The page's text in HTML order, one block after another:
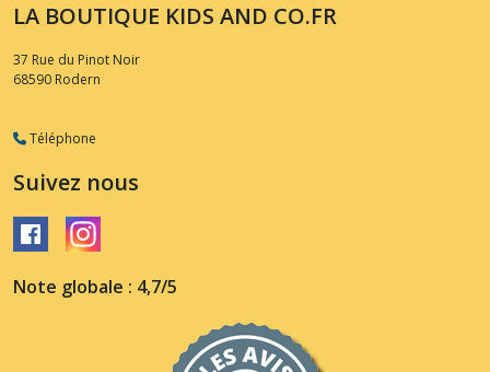
LA BOUTIQUE KIDS AND CO.FR
37 Rue du Pinot Noir
68590 Rodern
Téléphone
Suivez nous
Note globale : 4,7/5